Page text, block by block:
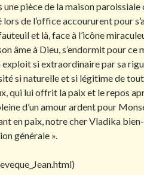
pièce de la maison paroissiale
de l’office accoururent pour
et là, face à l’icône
âme à Dieu, s’endormit pour ce
si extraordinaire par sa
si naturelle et si légitime de
qui lui offrit la paix et le repos
d’un amour ardent pour
en paix, notre cher Vladika
générale ».